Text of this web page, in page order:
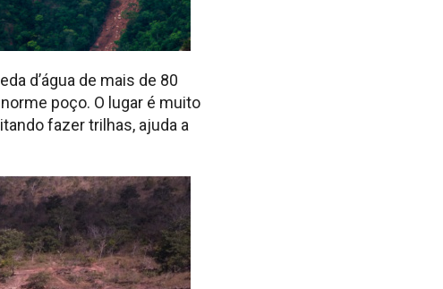
d’água de mais de 80
poço. O lugar é muito
fazer trilhas, ajuda a